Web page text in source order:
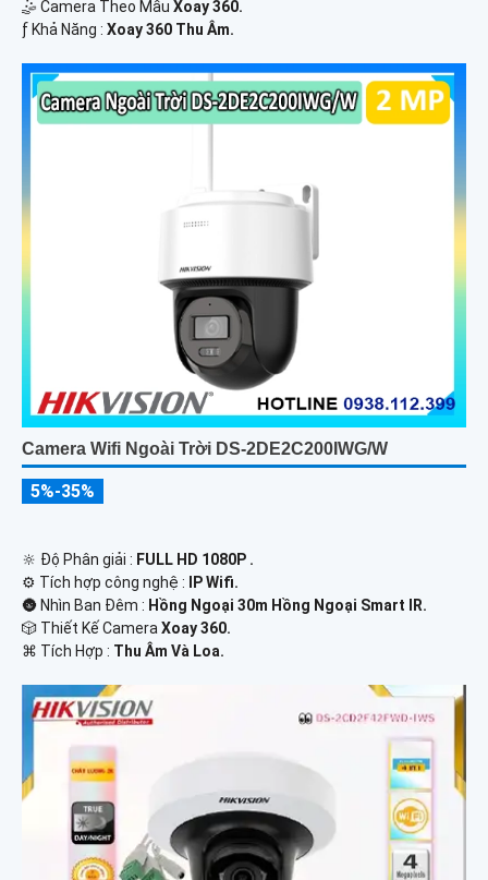
🤹 Camera Theo Mẫu Xoay 360.
️ƒ Khả Năng : Xoay 360 Thu Âm.
Camera Wifi Ngoài Trời DS-2DE2C200IWG/W
5%-35%
🔆 Độ Phân giải : FULL HD 1080P .
⚙ Tích hợp công nghệ :
IP Wifi.
🌚 Nhìn Ban Đêm : Hồng Ngoại 30m Hồng Ngoại Smart IR.
🎲 Thiết Kế Camera Xoay 360.
️⌘ Tích Hợp : Thu Âm Và Loa.